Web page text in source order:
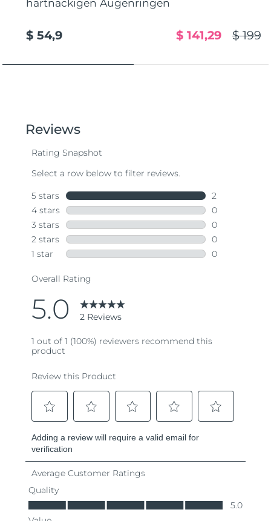
hartnäckigen Augenringen
$ 54,9 $ 199
$ 141,29